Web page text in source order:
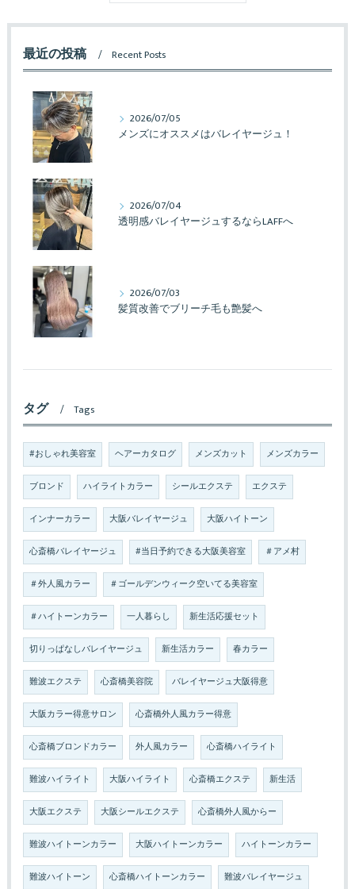
最近の投稿 Recent Posts
2026/07/05
メンズにオススメはバレイヤージュ！
2026/07/04
透明感バレイヤージュするならLAFFへ
2026/07/03
髪質改善でブリーチ毛も艶髪へ
タグ Tags
#おしゃれ美容室 ヘアーカタログ メンズカット メンズカラー
ブロンド ハイライトカラー シールエクステ エクステ
インナーカラー 大阪バレイヤージュ 大阪ハイトーン
心斎橋バレイヤージュ #当日予約できる大阪美容室 ＃アメ村
＃外人風カラー ＃ゴールデンウィーク空いてる美容室
＃ハイトーンカラー 一人暮らし 新生活応援セット
切りっぱなしバレイヤージュ 新生活カラー 春カラー
難波エクステ 心斎橋美容院 バレイヤージュ大阪得意
大阪カラー得意サロン 心斎橋外人風カラー得意
心斎橋ブロンドカラー 外人風カラー 心斎橋ハイライト
難波ハイライト 大阪ハイライト 心斎橋エクステ 新生活
大阪エクステ 大阪シールエクステ 心斎橋外人風からー
難波ハイトーンカラー 大阪ハイトーンカラー ハイトーンカラー
難波ハイトーン 心斎橋ハイトーンカラー 難波バレイヤージュ